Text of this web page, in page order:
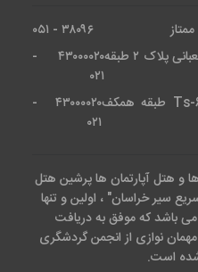
۳۸۰۹۶ - ۰۵۱
تهران - خیابان قیطریه بن بست شعبانی پلاک ۲ طبقه
۴۳۰۰۰۰۲۰ -
۰۲۱
کیش - فاز 7 صدف - پلاک Ts-67 طبقه همکف
۴۳۰۰۰۰۲۰ -
۰۲۱
و هتل آپارتمان ها پرشین هتل
سیر خراسان" ، اولین و تنها
باشد که موفق به دریافت
نوازی از انجمن گردشگری
است.